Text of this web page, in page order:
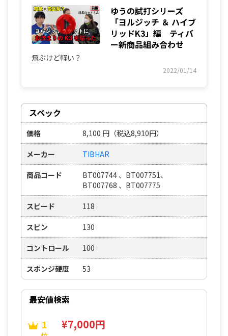
ゆうの試打シリーズ
「ヨルジッチ ＆ ハイブ
リッドK3」編 ティバ
ー新商品組み合わせ
飛ぶけど軽い？
2022/01/14
スペック
価格 8,100 円 （税込8,910円）
メーカー TIBHAR
商品コード
BT007744 、BT007751、
BT007768 、BT007775
スピード 118
スピン 130
コントロール 100
スポンジ硬度 53
最安値検索
1 ¥7,000円